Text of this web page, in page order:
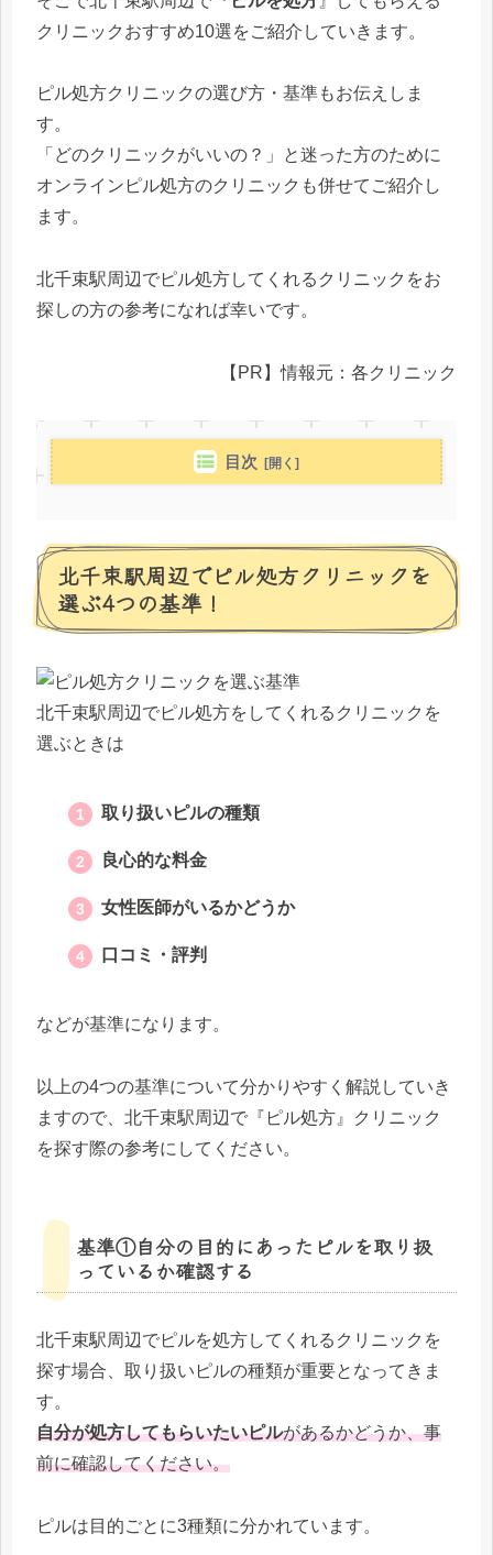
クリニックおすすめ10選をご紹介していきます。
ピル処方クリニックの選び方・基準もお伝えしま
す。
「どのクリニックがいいの？」と迷った方のために
オンラインピル処方のクリニックも併せてご紹介し
ます。
北千束駅周辺でピル処方してくれるクリニックをお
探しの方の参考になれば幸いです。
【PR】情報元：各クリニック
目次
北千束駅周辺でピル処方クリニックを
選ぶ4つの基準！
北千束駅周辺でピル処方をしてくれるクリニックを
選ぶときは
取り扱いピルの種類
良心的な料金
女性医師がいるかどうか
口コミ・評判
などが基準になります。
以上の4つの基準について分かりやすく解説していき
ますので、北千束駅周辺で『ピル処方』クリニック
を探す際の参考にしてください。
基準①自分の目的にあったピルを取り扱
っているか確認する
北千束駅周辺でピルを処方してくれるクリニックを
探す場合、取り扱いピルの種類が重要となってきま
す。
自分が処方してもらいたいピルがあるかどうか、事
前に確認してください。
ピルは目的ごとに3種類に分かれています。